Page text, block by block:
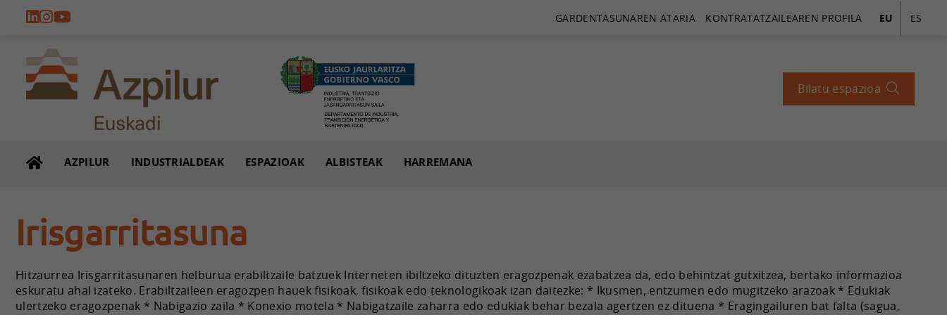
GARDENTASUNAREN ATARIA KONTRATATZAILEAREN PROFILA EU ES
Bilatu espazioa
AZPILUR INDUSTRIALDEAK ESPAZIOAK ALBISTEAK HARREMANA
Irisgarritasuna
Hitzaurrea Irisgarritasunaren helburua erabiltzaile batzuek Interneten ibiltzeko dituzten eragozpenak ezabatzea da, edo behintzat gutxitzea, bertako informazioa
eskuratu ahal izateko. Erabiltzaileen eragozpen hauek fisikoak, fisikoak edo teknologikoak izan daitezke: * Ikusmen, entzumen edo mugitzeko arazoak * Edukiak
ulertzeko eragozpenak * Nabigazio zaila * Konexio motela * Nabigatzaile zaharra edo edukiak behar bezala agertzen ez dituena * Eragingailuren bat falta (sagua,